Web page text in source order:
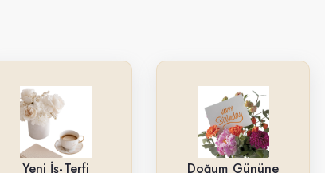
Yeni İş-Terfi Doğum Gününe